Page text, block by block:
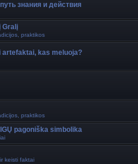
знания и действия
Gralį
praktikos
artefaktai, kas meluoja?
praktikos
pagoniška simbolika
keisti faktai